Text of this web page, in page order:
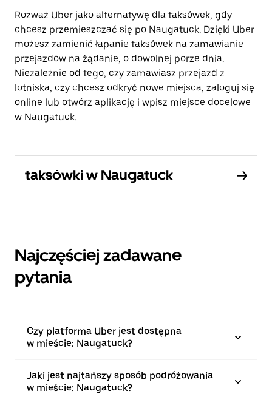
Rozważ Uber jako alternatywę dla taksówek, gdy
chcesz przemieszczać się po Naugatuck. Dzięki Uber
możesz zamienić łapanie taksówek na zamawianie
przejazdów na żądanie, o dowolnej porze dnia.
Niezależnie od tego, czy zamawiasz przejazd z
lotniska, czy chcesz odkryć nowe miejsca, zaloguj się
online lub otwórz aplikację i wpisz miejsce docelowe
w Naugatuck.
taksówki w Naugatuck
Najczęściej zadawane
pytania
Czy platforma Uber jest dostępna
w mieście: Naugatuck?
Jaki jest najtańszy sposób podróżowania
w mieście: Naugatuck?